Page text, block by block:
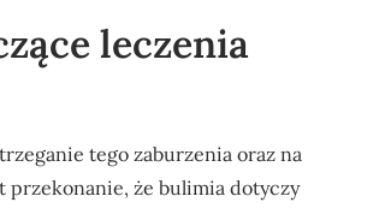
leczenia
tego zaburzenia oraz na
przekonanie, że bulimia dotyczy